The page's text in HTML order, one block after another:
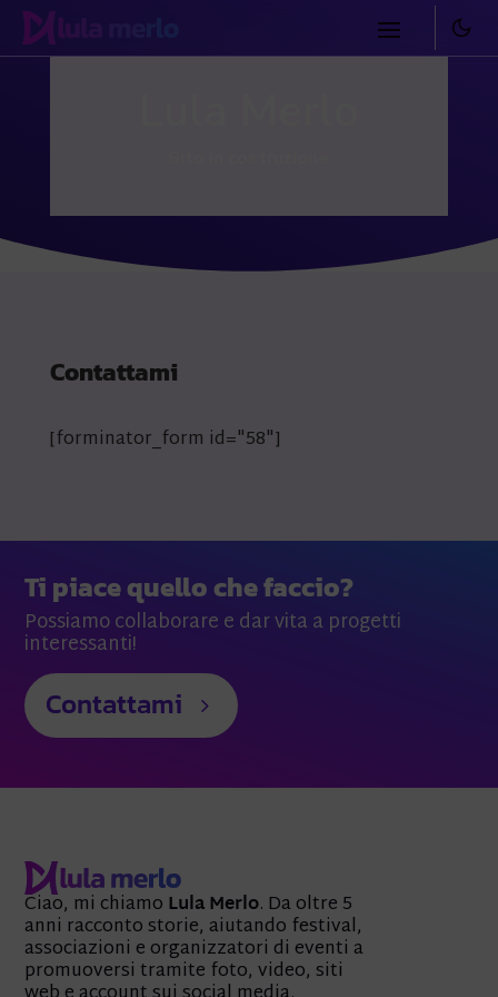
Contattami
[forminator_form id="58"]
Ti piace quello che faccio?
Possiamo collaborare e dar vita a progetti
interessanti!
Contattami
Ciao, mi chiamo Lula Merlo. Da oltre 5
anni racconto storie, aiutando festival,
associazioni e organizzatori di eventi a
promuoversi tramite foto, video, siti